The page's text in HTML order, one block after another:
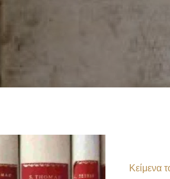
Κείμενα